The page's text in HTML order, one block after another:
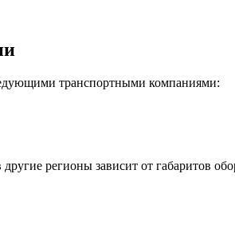
транспортными компаниями:
регионы зависит от габаритов